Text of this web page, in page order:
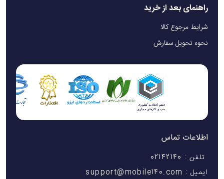
راهنمای بعد از خرید
شرایط مرجوع کالا
نحوه تحویل سفارش
اطلاعات تماس
تلفن : 02142140
ایمیل : support@mobile140.com